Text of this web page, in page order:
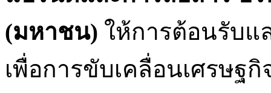
(มหาชน) ให้การต้อนรับแ
เพื่อการขับเคลื่อนเศรษฐ